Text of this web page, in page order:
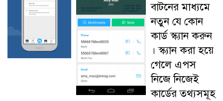
বাটনের মাধ্যমে
নতুন যে কোন
কার্ড স্ক্যান করুন
। স্ক্যান করা হয়ে
গেলে এপস
নিজে নিজেই
কার্ডের তথ্যসমূহ